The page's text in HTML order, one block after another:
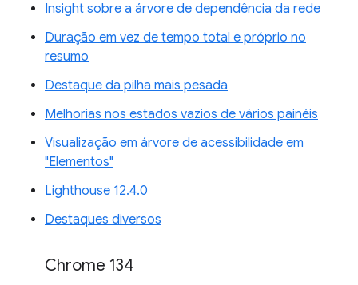
Insight sobre a árvore de dependência da rede
Duração em vez de tempo total e próprio no
resumo
Destaque da pilha mais pesada
Melhorias nos estados vazios de vários painéis
Visualização em árvore de acessibilidade em
"Elementos"
Lighthouse 12.4.0
Destaques diversos
Chrome 134